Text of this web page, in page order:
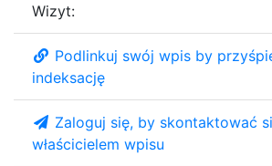
Wizyt:
Podlinkuj swój wpis by
indeksację
Zaloguj się, by skontaktować
właścicielem wpisu